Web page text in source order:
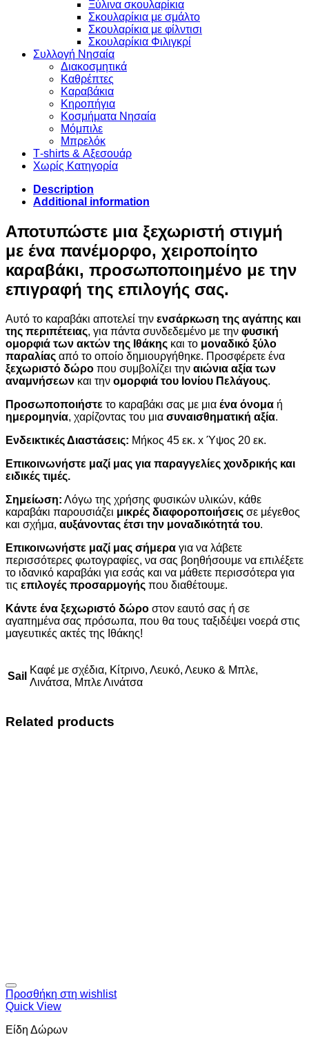
Ξύλινα σκουλαρίκια
Σκουλαρίκια με σμάλτο
Σκουλαρίκια με φίλντισι
Σκουλαρίκια Φιλιγκρί
Συλλογή Νησαία
Διακοσμητικά
Καθρέπτες
Καραβάκια
Κηροπήγια
Κοσμήματα Νησαία
Μόμπιλε
Μπρελόκ
Τ-shirts & Αξεσουάρ
Χωρίς Κατηγορία
Description
Additional information
Αποτυπώστε μια ξεχωριστή στιγμή
με ένα πανέμορφο, χειροποίητο
καραβάκι, προσωποποιημένο με την
επιγραφή της επιλογής σας.
Αυτό το καραβάκι αποτελεί την ενσάρκωση της αγάπης και
της περιπέτειας, για πάντα συνδεδεμένο με την φυσική
ομορφιά των ακτών της Ιθάκης και το μοναδικό ξύλο
παραλίας από το οποίο δημιουργήθηκε. Προσφέρετε ένα
ξεχωριστό δώρο που συμβολίζει την αιώνια αξία των
αναμνήσεων και την ομορφιά του Ιονίου Πελάγους.
Προσωποποιήστε το καραβάκι σας με μια ένα όνομα ή
ημερομηνία, χαρίζοντας του μια συναισθηματική αξία.
Ενδεικτικές Διαστάσεις: Μήκος 45 εκ. x Ύψος 20 εκ.
Επικοινωνήστε μαζί μας για παραγγελίες χονδρικής και
ειδικές τιμές.
Σημείωση: Λόγω της χρήσης φυσικών υλικών, κάθε
καραβάκι παρουσιάζει μικρές διαφοροποιήσεις σε μέγεθος
και σχήμα, αυξάνοντας έτσι την μοναδικότητά του.
Επικοινωνήστε μαζί μας σήμερα για να λάβετε
περισσότερες φωτογραφίες, να σας βοηθήσουμε να επιλέξετε
το ιδανικό καραβάκι για εσάς και να μάθετε περισσότερα για
τις επιλογές προσαρμογής που διαθέτουμε.
Κάντε ένα ξεχωριστό δώρο στον εαυτό σας ή σε
αγαπημένα σας πρόσωπα, που θα τους ταξιδέψει νοερά στις
μαγευτικές ακτές της Ιθάκης!
Sail
Καφέ με σχέδια, Κίτρινο, Λευκό, Λευκο & Μπλε,
Λινάτσα, Μπλε Λινάτσα
Related products
Προσθήκη στη wishlist
Quick View
Είδη Δώρων